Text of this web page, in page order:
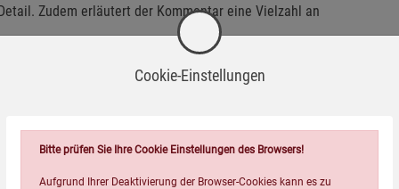
Zudem erläutert der Kommentar eine Vielzahl an
alle Vermögenden, Steuerberater, Finanzbeamten etc.
227. Diese regeln die Vermögensabgaben
von der Veröffentlichung ausgeschlossen und nicht mehr
Cookie-Einstellungen
Bitte prüfen Sie Ihre Cookie Einstellungen des Browsers!
Aufgrund Ihrer Deaktivierung der Browser-Cookies kann es zu